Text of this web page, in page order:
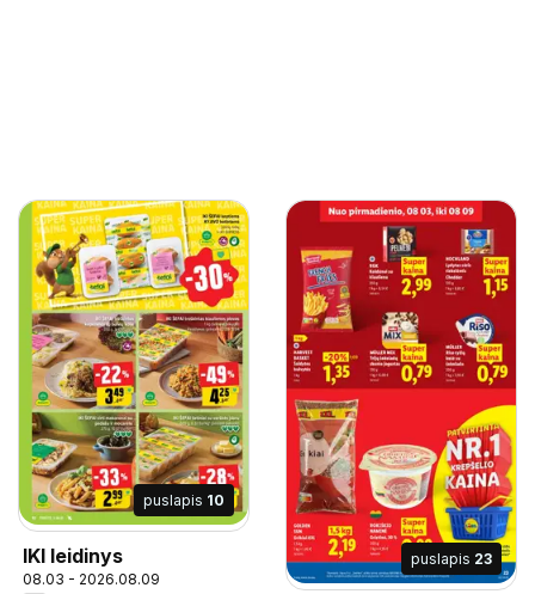
puslapis 10
IKI leidinys
08.03 - 2026.08.09
puslapis 23